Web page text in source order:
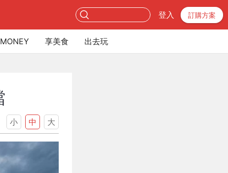
登入 訂購方案
MONEY 享美食 出去玩
小 中 大